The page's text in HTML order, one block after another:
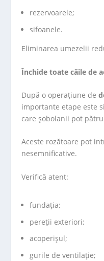
rezervoarele;
sifoanele.
Eliminarea umezelii
Închide toate căile de
După o operațiune de
importante etape este
care șobolanii pot
Aceste rozătoare pot
nesemnificative.
Verifică atent:
fundația;
pereții exteriori;
acoperișul;
gurile de ventilație;